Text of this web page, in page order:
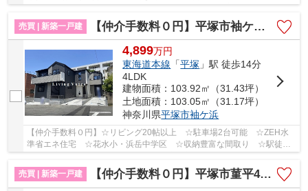
ニ・ドラッグストア徒歩圏内にあり生活便利 ☆敷地広々63...
売買 | 新築一戸建
【仲介手数料０円】平塚市袖ケ浜4期 新築一戸建て 全3棟
4,899万円
東海道本線 「平塚 」駅 徒歩14分
4LDK
建物面積：103.92㎡（31.43坪）
土地面積：103.05㎡（31.17坪）
神奈川県平塚市袖ケ浜
【仲介手数料０円】☆リビング20帖以上 ☆駐車場2台可能 ☆ZEH水
準省エネ住宅 ☆花水小・浜岳中学区 ☆収納豊富な間取り ☆駅徒歩
売買 | 新築一戸建
【仲介手数料０円】平塚市菫平4期 新築一戸建て